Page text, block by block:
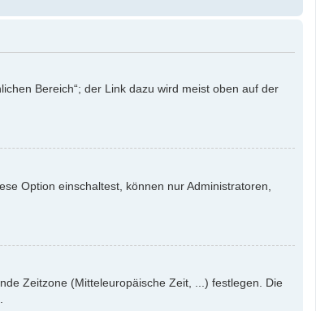
Bereich“; der Link dazu wird meist oben auf der
Option einschaltest, können nur Administratoren,
Zeitzone (Mitteleuropäische Zeit, ...) festlegen. Die